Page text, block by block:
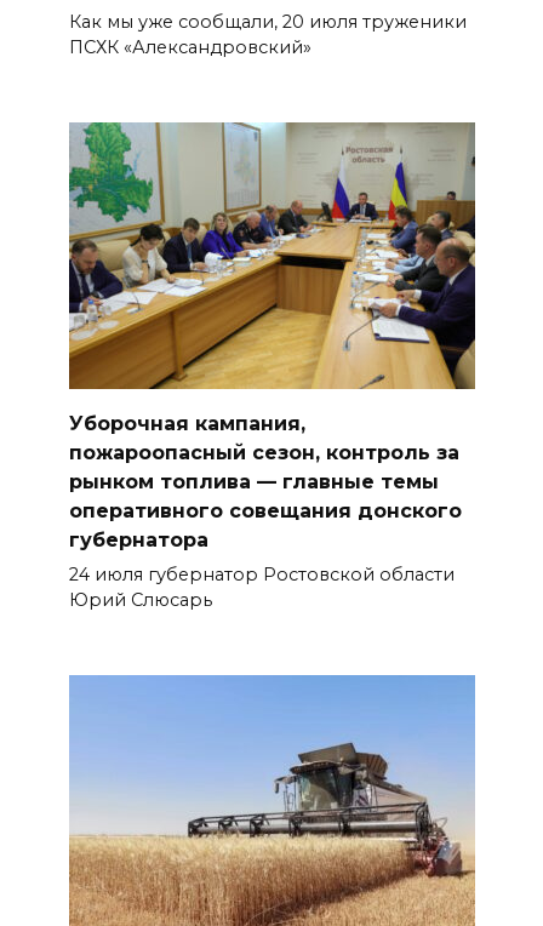
Как мы уже сообщали, 20 июля труженики
ПСХК «Александровский»
Уборочная кампания,
пожароопасный сезон, контроль за
рынком топлива — главные темы
оперативного совещания донского
губернатора
24 июля губернатор Ростовской области
Юрий Слюсарь